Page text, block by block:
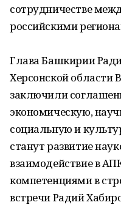
сотрудничестве
российскими
Глава Башкирии
Херсонской области
заключили
экономическую,
социальную и
станут развитие
взаимодействие в
компетенциями в
встречи Радий